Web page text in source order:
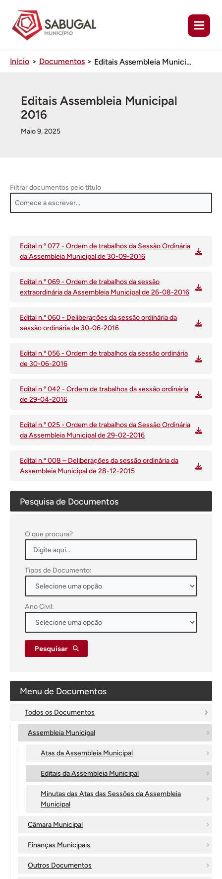
conteúdo
Início Documentos Editais Assembleia Municipal 2016
Editais Assembleia Municipal
2016
Maio 9, 2025
Pesquisa de Documentos
O que procura?
Tipos de Documento:
Ano Civil:
Pesquisar
Menu de Documentos
Todos os Documentos
Assembleia Municipal
Atas da Assembleia Municipal
Editais da Assembleia Municipal
Minutas das Atas das Sessões da Assembleia
Municipal
Câmara Municipal
Finanças Municipais
Outros Documentos
Filtrar documentos pelo título
Edital n.º 077 - Ordem de trabalhos da Sessão Ordinária
da Assembleia Municipal de 30-09-2016
Edital n.º 069 - Ordem de trabalhos da sessão
extraordinária da Assembleia Municipal de 26-08-2016
Edital n.º 060 - Deliberações da sessão ordinária da
sessão ordinária de 30-06-2016
Edital n.º 056 - Ordem de trabalhos da sessão ordinária
de 30-06-2016
Edital n.º 042 - Ordem de trabalhos da sessão ordinária
de 29-04-2016
Edital n.º 025 - Ordem de trabalhos da Sessão Ordinária
da Assembleia Municipal de 29-02-2016
Edital n.º 008 – Deliberações da sessão ordinária da
Assembleia Municipal de 28-12-2015